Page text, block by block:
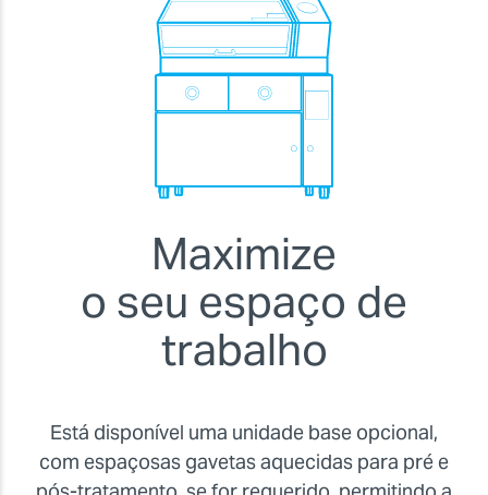
Maximize
o seu espaço de
trabalho
Está disponível uma unidade base opcional,
com espaçosas gavetas aquecidas para pré e